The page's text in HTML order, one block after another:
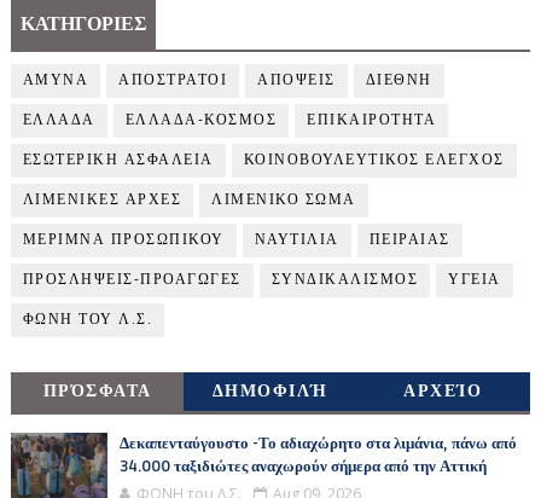
ΚΑΤΗΓΟΡΙΕΣ
ΑΜΥΝΑ ΑΠΟΣΤΡΑΤΟΙ ΑΠΟΨΕΙΣ ΔΙΕΘΝΗ
ΕΛΛΑΔΑ ΕΛΛΑΔΑ-ΚΟΣΜΟΣ ΕΠΙΚΑΙΡΟΤΗΤΑ
ΕΣΩΤΕΡΙΚΗ ΑΣΦΑΛΕΙΑ ΚΟΙΝΟΒΟΥΛΕΥΤΙΚΟΣ ΕΛΕΓΧΟΣ
ΛΙΜΕΝΙΚΕΣ ΑΡΧΕΣ ΛΙΜΕΝΙΚΟ ΣΩΜΑ
ΜΕΡΙΜΝΑ ΠΡΟΣΩΠΙΚΟΥ ΝΑΥΤΙΛΙΑ ΠΕΙΡΑΙΑΣ
ΠΡΟΣΛΗΨΕΙΣ-ΠΡΟΑΓΩΓΕΣ ΣΥΝΔΙΚΑΛΙΣΜΟΣ ΥΓΕΙΑ
ΦΩΝΗ ΤΟΥ Λ.Σ.
ΠΡΌΣΦΑΤΑ ΔΗΜΟΦΙΛΉ ΑΡΧΕΊΟ
Δεκαπενταύγουστο -Το αδιαχώρητο στα λιμάνια, πάνω από
34.000 ταξιδιώτες αναχωρούν σήμερα από την Αττική